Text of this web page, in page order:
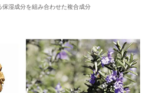
湿成分を組み合わせた複合成分